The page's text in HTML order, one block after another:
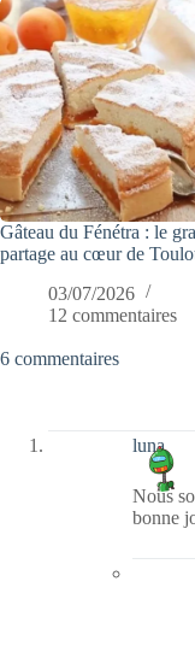
Gâteau du Fénétra : le
partage au cœur de
03/07/2026
12 commentaires
6 commentaires
luna
Nous
bonne